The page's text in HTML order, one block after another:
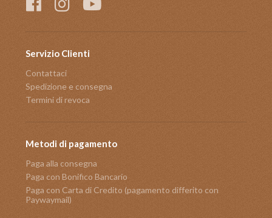
Servizio Clienti
Contattaci
Spedizione e consegna
Termini di revoca
Metodi di pagamento
Paga alla consegna
Paga con Bonifico Bancario
Paga con Carta di Credito (pagamento differito con
Paywaymail)